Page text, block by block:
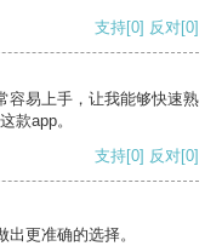
支持[0] 反对[0]
容易上手，让我能够快速熟
款app。
支持[0] 反对[0]
更准确的选择。